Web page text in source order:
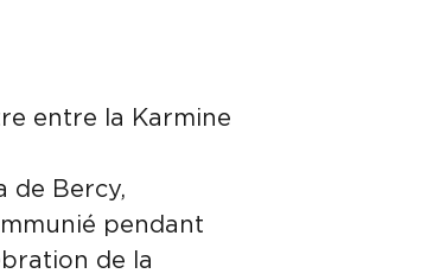
entre la Karmine
de Bercy,
pendant
de la